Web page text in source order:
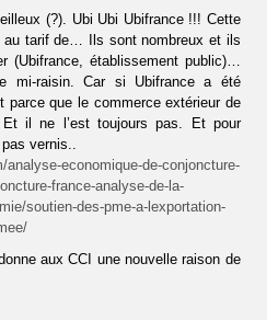
(?). Ubi Ubi Ubifrance !!! Cette
au tarif de… Ils sont nombreux et ils
(Ubifrance, établissement public)…
mi-raisin. Car si Ubifrance a été
parce que le commerce extérieur de
Et il ne l’est toujours pas. Et pour
pas vernis..
analyse-economique-de-conjoncture-
france-analyse-de-la-
soutien-des-pme-a-lexportation-
aux CCI une nouvelle raison de